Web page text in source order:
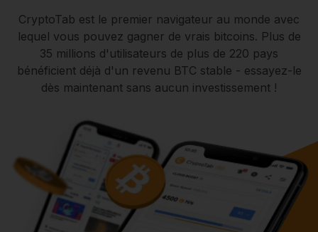
CryptoTab est le premier navigateur au monde avec
lequel vous pouvez gagner de vrais bitcoins. Plus de
35 millions d'utilisateurs de plus de 220 pays
bénéficient déjà d'un revenu BTC stable - essayez-le
dès maintenant sans aucun investissement !